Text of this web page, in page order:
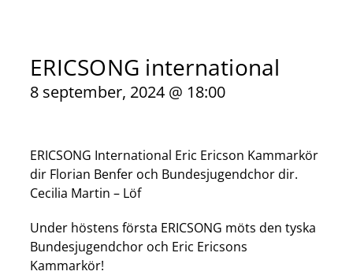
ERICSONG international
8 september, 2024 @ 18:00
ERICSONG International Eric Ericson Kammarkör
dir Florian Benfer och Bundesjugendchor dir.
Cecilia Martin – Löf
Under höstens första ERICSONG möts den tyska
Bundesjugendchor och Eric Ericsons
Kammarkör!